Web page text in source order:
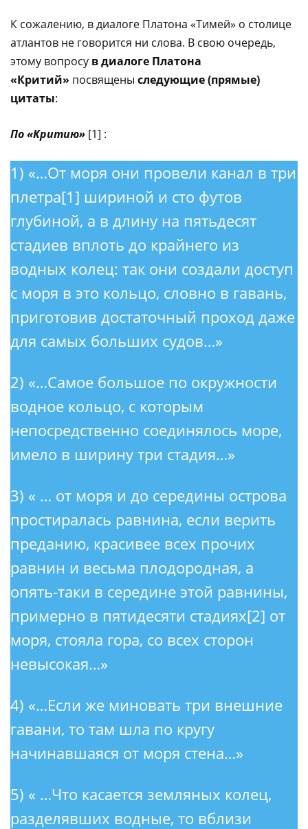
К сожалению, в диалоге Платона «Тимей» о столице
атлантов не говорится ни слова. В свою очередь,
этому вопросу в диалоге Платона
«Критий» посвящены следующие (прямые)
цитаты:
По «Критию» [1] :
1) «…От моря они провели канал в три
плетра[1] шириной и сто футов
глубиной, а в длину на пятьдесят
стадиев вплоть до крайнего из
водных колец: так они создали доступ
с моря в это кольцо, словно в гавань,
приготовив достаточный проход даже
для самых больших судов…»
2) «…Самое большое по окружности
водное кольцо, с которым
непосредственно соединялось море,
имело в ширину три стадия…»
3) « … от моря и до середины острова
простиралась равнина, если верить
преданию, красивее всех прочих
равнин и весьма плодородная, а
опять-таки в середине этой равнины,
примерно в пятидесяти стадиях[2] от
моря, стояла гора, со всех сторон
невысокая…»
4) «…Если же миновать три внешние
гавани, то там шла по кругу
начинавшаяся от моря стена…»
5) « …Что касается земляных колец,
разделявших водные, то вблизи